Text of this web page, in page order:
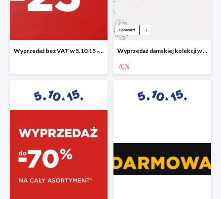
Wyprzedaż bez VAT w 5.10.15 - dodatkowe -23% rabatu Wyprzedaż damskiej kolekcji w 5.10.15 - ubrania, obuwie i dodatki do -70%
70%